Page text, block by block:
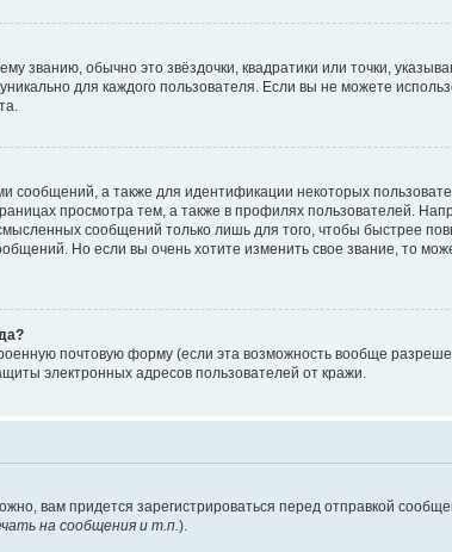
званию, обычно это звёздочки, квадратики или точки,
для каждого пользователя. Если вы не можете
сообщений, а также для идентификации некоторых
просмотра тем, а также в профилях пользователей.
сообщений только лишь для того, чтобы быстрее
Но если вы очень хотите изменить свое звание, то
почтовую форму (если эта возможность вообще
электронных адресов пользователей от кражи.
вам придется зарегистрироваться перед отправкой
на сообщения и т.п.).